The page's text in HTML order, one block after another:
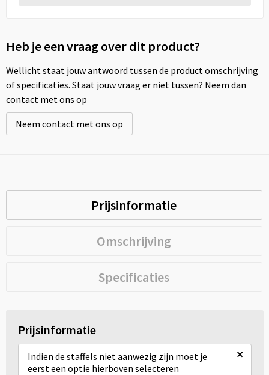
Heb je een vraag over dit product?
Wellicht staat jouw antwoord tussen de product omschrijving
of specificaties. Staat jouw vraag er niet tussen? Neem dan
contact met ons op
Neem contact met ons op
Prijsinformatie
Omschrijving
Specificaties
Prijsinformatie
Indien de staffels niet aanwezig zijn moet je
eerst een optie hierboven selecteren
×